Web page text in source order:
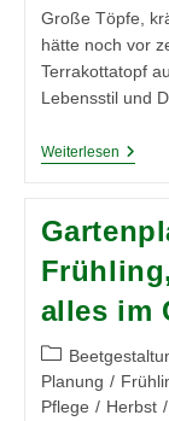
Große Töpfe,
hätte noch vor
Terrakottatopf
Lebensstil und
WeiterlesenTrend
alles im
Beitrags-
Kategorie:
Planung /
Pflege / Herbst /